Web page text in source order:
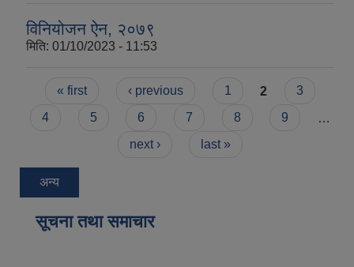
विनियोजन ऐन, २०७९
मिति: 01/10/2023 - 11:53
Pages
« first ‹ previous 1 2
3
4
5 6 7 8 9
…
next ›
last »
अन्य
सूचना तथा समाचार